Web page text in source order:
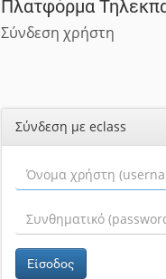
Πλατφόρμα
Σύνδεση χρήστη
Σύνδεση με eclass
Είσοδος